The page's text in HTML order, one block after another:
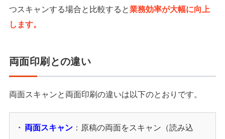
つスキャンする場合と比較すると業務効率が大幅に向上
します。
両面印刷との違い
両面スキャンと両面印刷の違いは以下のとおりです。
両面スキャン：原稿の両面をスキャン（読み込